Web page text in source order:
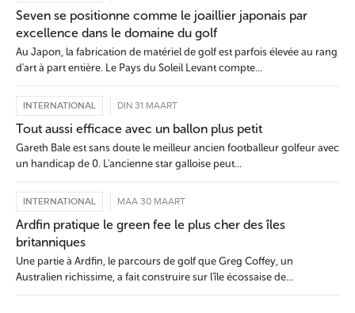
Seven se positionne comme le joaillier japonais par
excellence dans le domaine du golf
Au Japon, la fabrication de matériel de golf est parfois élevée au rang
d'art à part entière. Le Pays du Soleil Levant compte...
INTERNATIONAL DIN 31 MAART
Tout aussi efficace avec un ballon plus petit
Gareth Bale est sans doute le meilleur ancien footballeur golfeur avec
un handicap de 0. L'ancienne star galloise peut...
INTERNATIONAL MAA 30 MAART
Ardfin pratique le green fee le plus cher des îles
britanniques
Une partie à Ardfin, le parcours de golf que Greg Coffey, un
Australien richissime, a fait construire sur l'île écossaise de...